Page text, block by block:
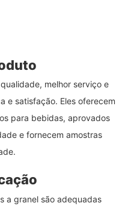
melhor serviço e
e satisfação. Eles oferecem
para bebidas, aprovados
e fornecem amostras
a granel são adequadas